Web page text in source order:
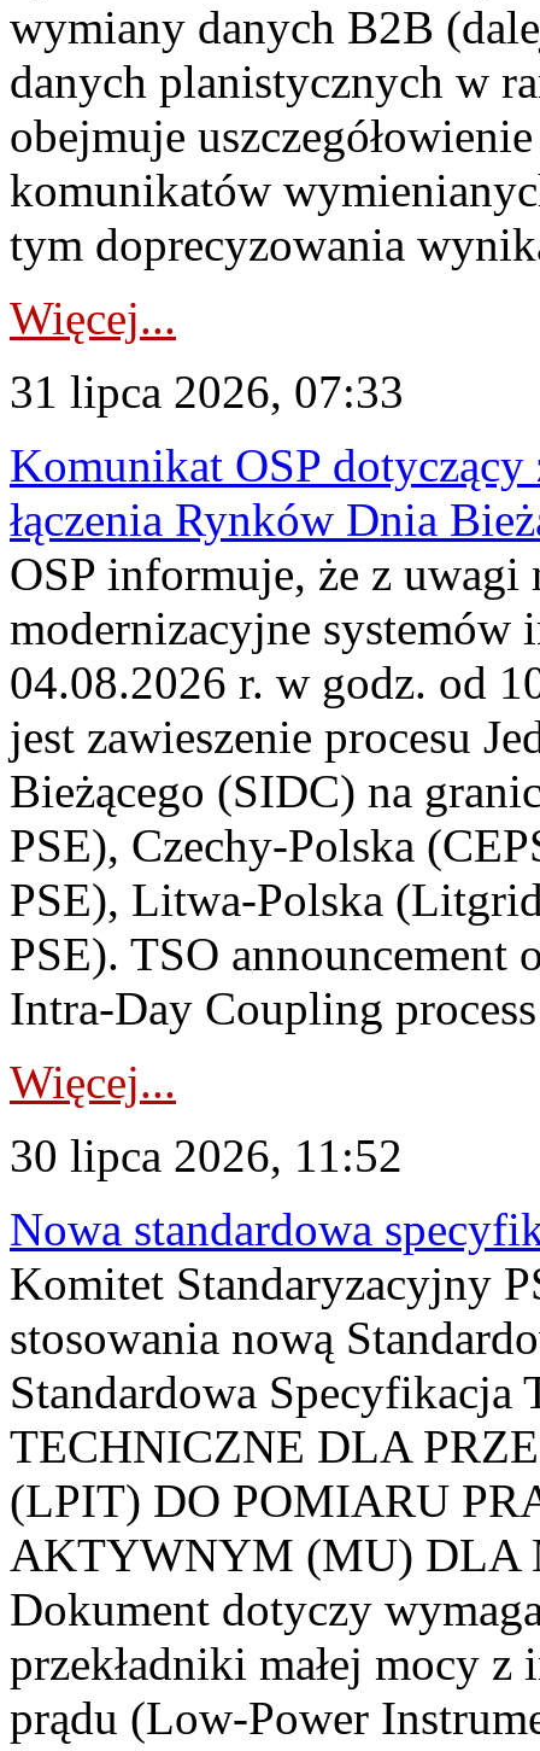
wymiany danych B2B
danych planistycznych w
obejmuje
komunikatów
tym doprecyzowania
Więcej...
31 lipca 2026, 07:33
Komunikat OSP dotyczący
łączenia Rynków Dnia
OSP informuje, że z uwagi
modernizacyjne
04.08.2026 r. w godz. od
jest zawieszenie procesu
Bieżącego (SIDC) na
PSE), Czechy-Polska
PSE), Litwa-Polska
PSE). TSO announcement
Intra-Day Coupling
Więcej...
30 lipca 2026, 11:52
Nowa standardowa
Komitet Standaryzacyjny
stosowania nową
Standardowa
TECHNICZNE DLA
(LPIT) DO POMIARU
AKTYWNYM (MU) DLA
Dokument dotyczy
przekładniki małej mocy
prądu (Low-Power